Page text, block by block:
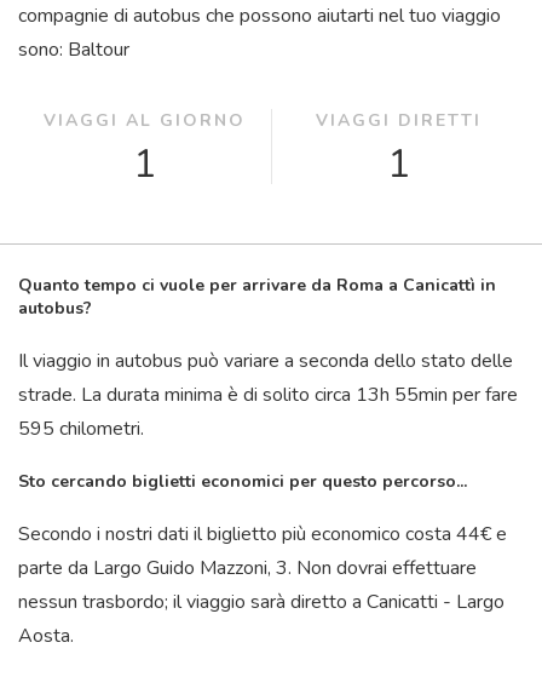
compagnie di autobus che possono aiutarti nel tuo viaggio
sono: Baltour
VIAGGI AL GIORNO
1
VIAGGI DIRETTI
1
Quanto tempo ci vuole per arrivare da Roma a Canicattì in
autobus?
Il viaggio in autobus può variare a seconda dello stato delle
strade. La durata minima è di solito circa 13h 55min per fare
595 chilometri.
Sto cercando biglietti economici per questo percorso...
Secondo i nostri dati il ​​biglietto più economico costa 44€ e
parte da Largo Guido Mazzoni, 3. Non dovrai effettuare
nessun trasbordo; il viaggio sarà diretto a Canicatti - Largo
Aosta.